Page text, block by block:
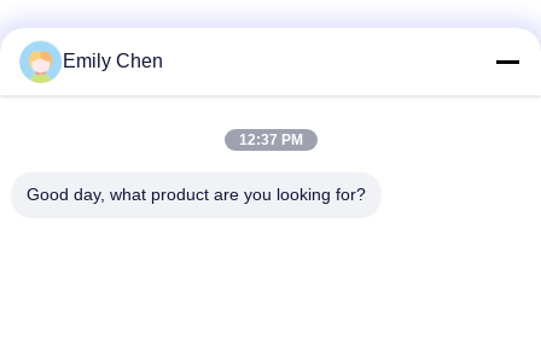
迅速な連絡
テレ
Emily Chen
12:37 PM
Good day, what product are you looking for?